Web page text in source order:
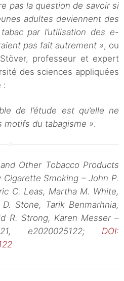
pas la question de savoir si
adultes deviennent des
par l’utilisation des e-
pas fait autrement », ou
professeur et expert
des sciences appliquées
:
de l’étude est qu’elle ne
motifs du tabagisme ».
Other Tobacco Products
Smoking – John P.
C. Leas, Martha M. White,
Stone, Tarik Benmarhnia,
R. Strong, Karen Messer –
e2020025122; DOI: